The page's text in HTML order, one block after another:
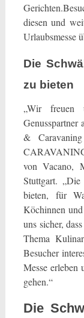
diesen und
Urlaubsmesse
Die
zu bieten
„Wir freuen
&
von Vacano,
Stuttgart.
bieten, für
Köchinnen
uns sicher,
Thema
Besucher
Messe erleben
gehen.“
Die